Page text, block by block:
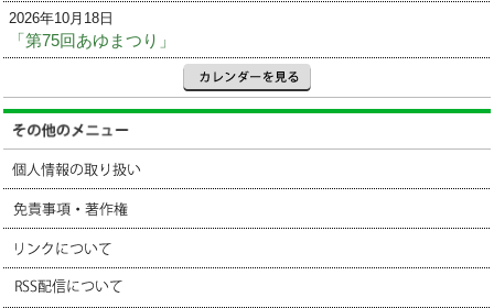
2026年10月18日
「第75回あゆまつり」